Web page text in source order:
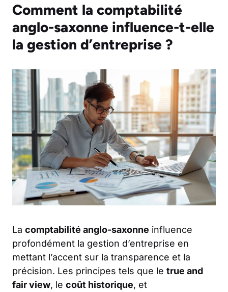
Comment la comptabilité
anglo-saxonne influence-t-elle
la gestion d’entreprise ?
La comptabilité anglo-saxonne influence
profondément la gestion d’entreprise en
mettant l’accent sur la transparence et la
précision. Les principes tels que le true and
fair view, le coût historique, et